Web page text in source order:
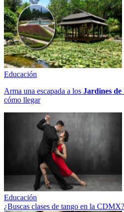
Educación
Arma una escapada a los Jardines de
cómo llegar
Educación
¿Buscas clases de tango en la